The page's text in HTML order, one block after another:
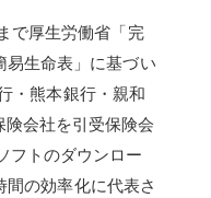
で厚生労働省「完
易生命表」に基づい
・熊本銀行・親和
会社を引受保険会
フトのダウンロー
の効率化に代表さ